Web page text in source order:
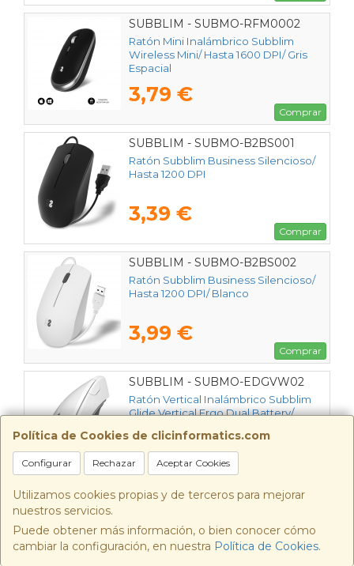
SUBBLIM - SUBMO-RFM0002
Ratón Mini Inalámbrico Subblim
Wireless Mini/ Hasta 1600 DPI/ Gris
Espacial
3,79 €
Comprar
SUBBLIM - SUBMO-B2BS001
Ratón Subblim Business Silencioso/
Hasta 1200 DPI
3,39 €
Comprar
SUBBLIM - SUBMO-B2BS002
Ratón Subblim Business Silencioso/
Hasta 1200 DPI/ Blanco
3,99 €
Comprar
SUBBLIM - SUBMO-EDGVW02
Ratón Vertical Inalámbrico Subblim
Glide Vertical Ergo Dual Battery/
Blanco
19,50 €
SUBBLIM - SUBMO-EDGVW01
Glide Vertical Ergo Dual Battery/
Batería Recargable/ Hasta 1600 DPI/
Política de Cookies de clicinformatics.com
Configurar Rechazar Aceptar Cookies
Utilizamos cookies propias y de terceros para mejorar
nuestros servicios.
Puede obtener más información, o bien conocer cómo
cambiar la configuración, en nuestra Política de Cookies.